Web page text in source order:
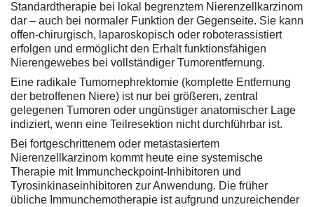
Standardtherapie bei lokal begrenztem Nierenzellkarzinom
dar – auch bei normaler Funktion der Gegenseite. Sie kann
offen-chirurgisch, laparoskopisch oder roboterassistiert
erfolgen und ermöglicht den Erhalt funktionsfähigen
Nierengewebes bei vollständiger Tumorentfernung.
Eine radikale Tumornephrektomie (komplette Entfernung
der betroffenen Niere) ist nur bei größeren, zentral
gelegenen Tumoren oder ungünstiger anatomischer Lage
indiziert, wenn eine Teilresektion nicht durchführbar ist.
Bei fortgeschrittenem oder metastasiertem
Nierenzellkarzinom kommt heute eine systemische
Therapie mit Immuncheckpoint-Inhibitoren und
Tyrosinkinaseinhibitoren zur Anwendung. Die früher
übliche Immunchemotherapie ist aufgrund unzureichender